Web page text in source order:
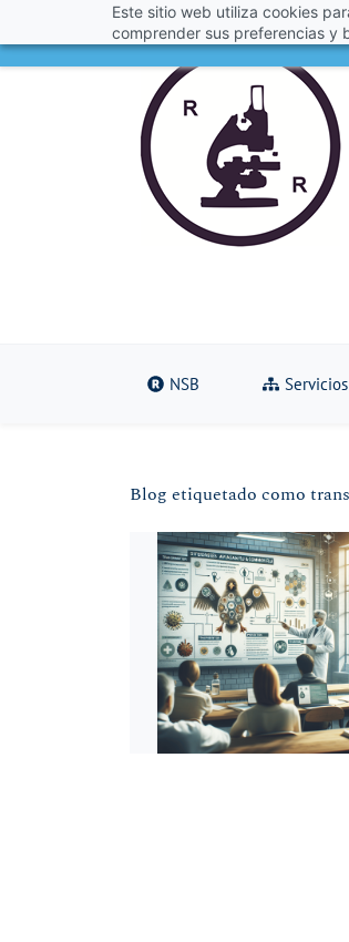
Este sitio web utiliza cookies
comprender sus preferencias y
to
to
NSB
Blog etiquetado como